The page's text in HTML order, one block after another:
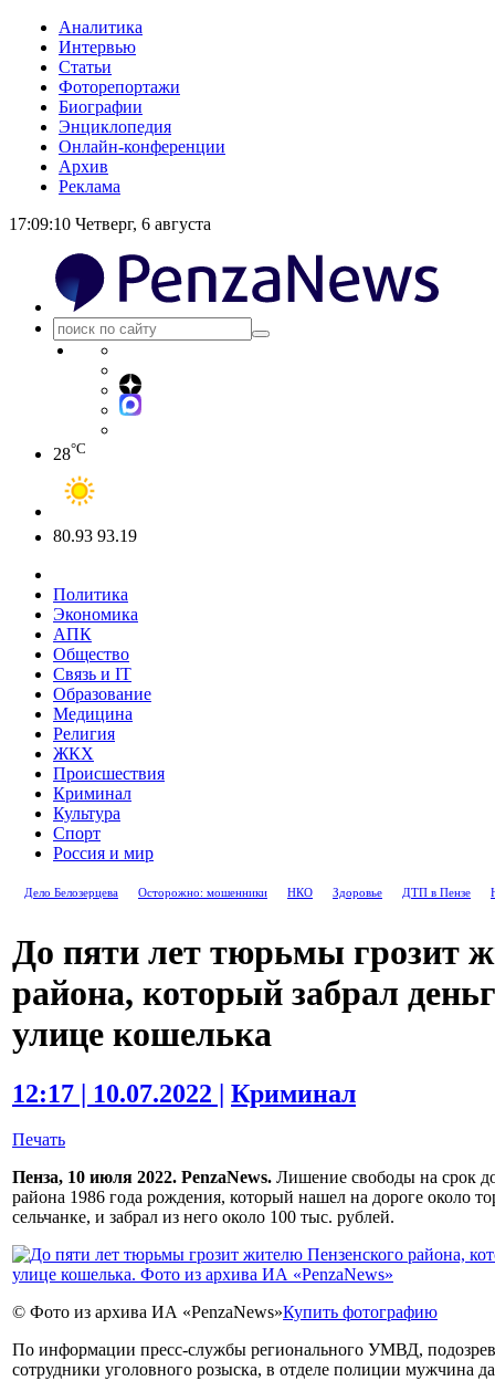
Аналитика
Интервью
Статьи
Фоторепортажи
Биографии
Энциклопедия
Онлайн-конференции
Архив
Реклама
17:09:10 Четверг, 6 августа
28°C
80.93 93.19
Политика
Экономика
АПК
Общество
Связь и IT
Образование
Медицина
Религия
ЖКХ
Происшествия
Криминал
Культура
Спорт
Россия и мир
Дело Белозерцева Осторожно: мошенники НКО Здоровье ДТП в Пензе
До пяти лет тюрьмы грозит
района, который забрал
улице кошелька
12:17 | 10.07.2022 | Криминал
Печать
Пенза, 10 июля 2022. PenzaNews. Лишение свободы на срок
района 1986 года рождения, который нашел на дороге около
сельчанке, и забрал из него около 100 тыс. рублей.
© Фото из архива ИА «PenzaNews»Купить фотографию
По информации пресс-службы регионального УМВД,
сотрудники уголовного розыска, в отделе полиции мужчина